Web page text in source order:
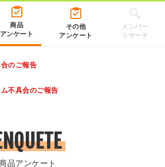
商品
アンケート
その他
アンケート
メンバー
リサーチ
のご報告
不具合のご報告
品アンケート